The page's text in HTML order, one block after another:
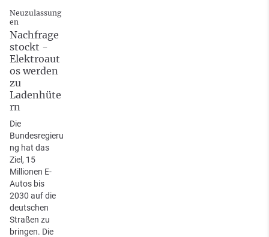
Neuzulassung
en
Nachfrage
stockt -
Elektroaut
os werden
zu
Ladenhüte
rn
Die
Bundesregieru
ng hat das
Ziel, 15
Millionen E-
Autos bis
2030 auf die
deutschen
Straßen zu
bringen. Die